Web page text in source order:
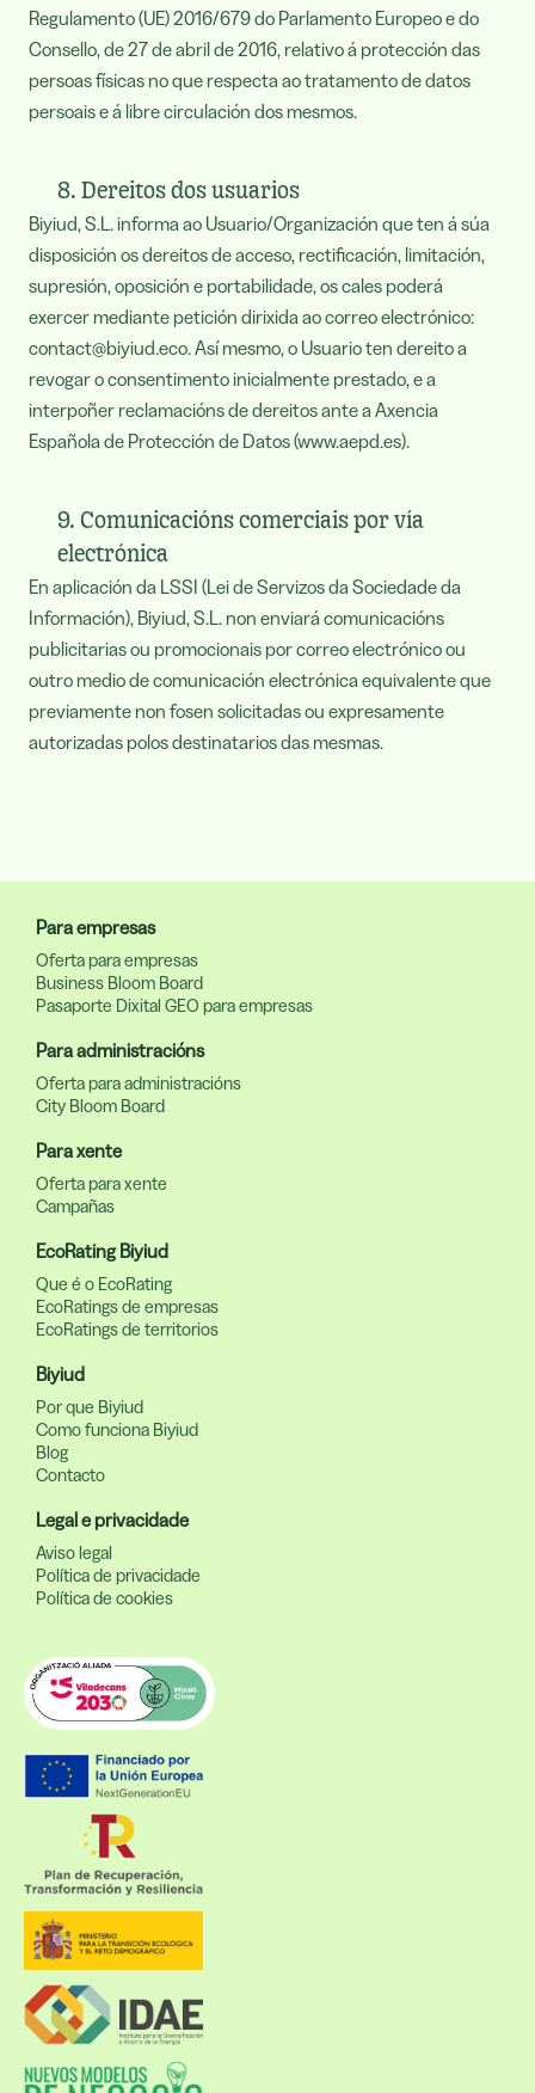
Regulamento (UE) 2016/679 do Parlamento Europeo e do
Consello, de 27 de abril de 2016, relativo á protección das
persoas físicas no que respecta ao tratamento de datos
persoais e á libre circulación dos mesmos.
8. Dereitos dos usuarios
Biyiud, S.L. informa ao Usuario/Organización que ten á súa
disposición os dereitos de acceso, rectificación, limitación,
supresión, oposición e portabilidade, os cales poderá
exercer mediante petición dirixida ao correo electrónico:
contact@biyiud.eco. Así mesmo, o Usuario ten dereito a
revogar o consentimento inicialmente prestado, e a
interpoñer reclamacións de dereitos ante a Axencia
Española de Protección de Datos (www.aepd.es).
9. Comunicacións comerciais por vía
electrónica
En aplicación da LSSI (Lei de Servizos da Sociedade da
Información), Biyiud, S.L. non enviará comunicacións
publicitarias ou promocionais por correo electrónico ou
outro medio de comunicación electrónica equivalente que
previamente non fosen solicitadas ou expresamente
autorizadas polos destinatarios das mesmas.
Para empresas
Oferta para empresas
Business Bloom Board
Pasaporte Dixital GEO para empresas
Para administracións
Oferta para administracións
City Bloom Board
Para xente
Oferta para xente
Campañas
EcoRating Biyiud
Que é o EcoRating
EcoRatings de empresas
EcoRatings de territorios
Biyiud
Por que Biyiud
Como funciona Biyiud
Blog
Contacto
Legal e privacidade
Aviso legal
Política de privacidade
Política de cookies